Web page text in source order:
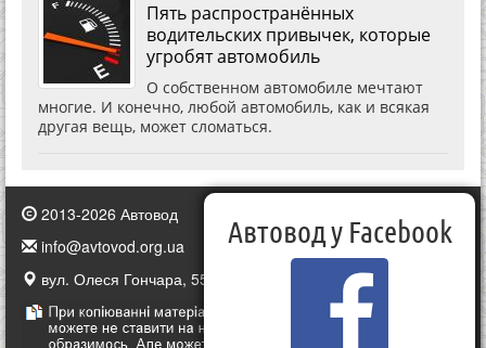
Пять распространённых
водительских привычек, которые
угробят автомобиль
О собственном автомобиле мечтают
многие. И конечно, любой автомобиль, как и всякая
другая вещь, может сломаться.
2013-2026 Автовод
info@avtovod.org.ua
вул. Олеся Гончара, 55, Київ, Україна
Автовод у Facebook